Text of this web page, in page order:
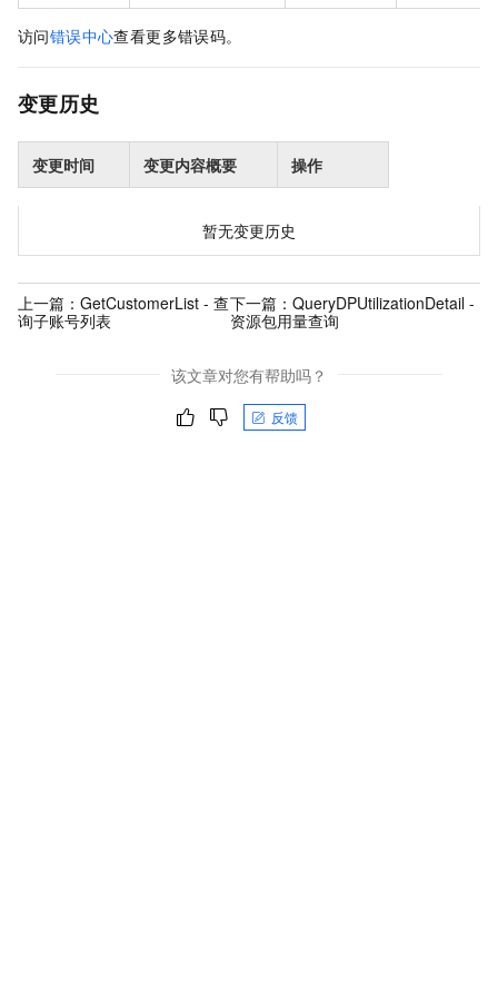
访问错误中心查看更多错误码。
变更历史
变更时间 变更内容概要 操作
暂无变更历史
上一篇： GetCustomerList - 查
询子账号列表
下一篇：QueryDPUtilizationDetail -
资源包用量查询
该文章对您有帮助吗？
反馈